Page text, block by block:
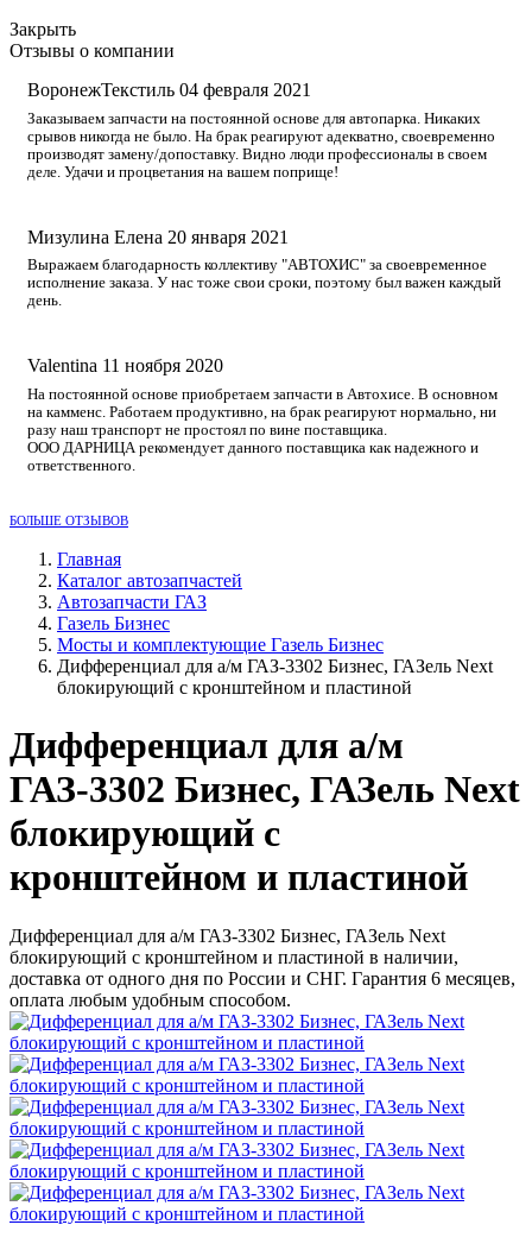
Закрыть
Отзывы о компании
ВоронежТекстиль 04 февраля 2021
Заказываем запчасти на постоянной основе для автопарка. Никаких
срывов никогда не было. На брак реагируют адекватно, своевременно
производят замену/допоставку. Видно люди профессионалы в своем
деле. Удачи и процветания на вашем поприще!
Мизулина Елена 20 января 2021
Выражаем благодарность коллективу "АВТОХИС" за своевременное
исполнение заказа. У нас тоже свои сроки, поэтому был важен каждый
день.
Valentina 11 ноября 2020
На постоянной основе приобретаем запчасти в Автохисе. В основном
на камменс. Работаем продуктивно, на брак реагируют нормально, ни
разу наш транспорт не простоял по вине поставщика.
ООО ДАРНИЦА рекомендует данного поставщика как надежного и
ответственного.
БОЛЬШЕ ОТЗЫВОВ
Главная
Каталог автозапчастей
Автозапчасти ГАЗ
Газель Бизнес
Мосты и комплектующие Газель Бизнес
Дифференциал для а/м ГАЗ-3302 Бизнес, ГАЗель Next
блокирующий с кронштейном и пластиной
Дифференциал для а/м
ГАЗ-3302 Бизнес, ГАЗель Next
блокирующий с
кронштейном и пластиной
Дифференциал для а/м ГАЗ-3302 Бизнес, ГАЗель Next
блокирующий с кронштейном и пластиной в наличии,
доставка от одного дня по России и СНГ. Гарантия 6 месяцев,
оплата любым удобным способом.